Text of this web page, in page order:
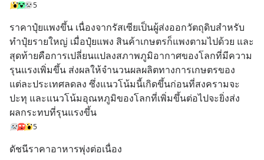
5
ราคาปุ๋ยแพงขึ้น เนื่องจากรัสเซียเป็นผู้ส่งออกวัตถุดิบสำหรับ
ทำปุ๋ยรายใหญ่ เมื่อปุ๋ยแพง สินค้าเกษตรก็แพงตามไปด้วย และ
สุดท้ายคือการเปลี่ยนแปลงสภาพภูมิอากาศของโลกที่มีความ
รุนแรงเพิ่มขึ้น ส่งผลให้จำนวนผลผลิตทางการเกษตรของ
แต่ละประเทศลดลง ซึ่งแนวโน้มนี้เกิดขึ้นก่อนที่สงครามจะ
ปะทุ และแนวโน้มอุณหภูมิของโลกที่เพิ่มขึ้นต่อไปจะยิ่งส่ง
ผลกระทบที่รุนแรงขึ้น
5
ดัชนีราคาอาหารพุ่งต่อเนื่อง